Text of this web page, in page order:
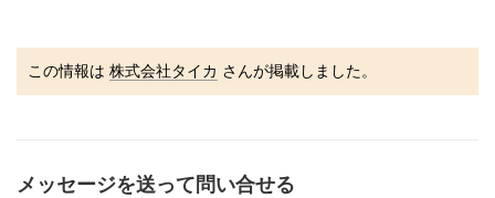
この情報は 株式会社タイカ さんが掲載しました。
メッセージを送って問い合せる